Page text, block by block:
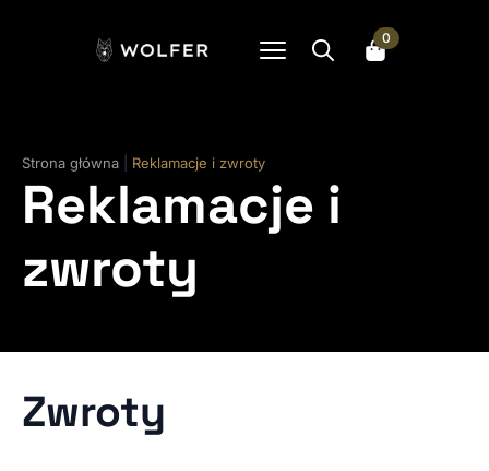
0
Strona główna Reklamacje i zwroty
Reklamacje i
zwroty
Zwroty